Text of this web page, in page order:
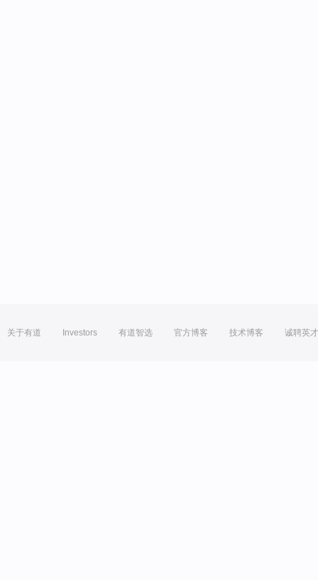
关于有道 Investors 有道智选 官方博客 技术博客 诚聘英才